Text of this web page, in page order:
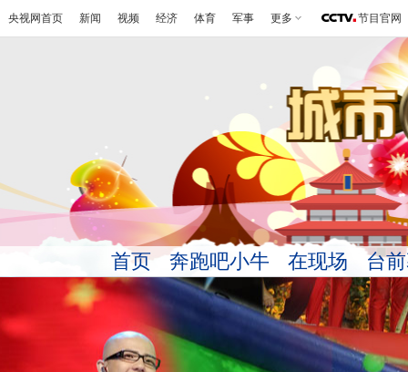
央视网首页 新闻 视频 经济 体育 军事 更多 节目官网
首页 奔跑吧小牛 在现场 台